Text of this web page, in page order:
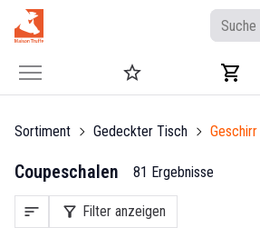
Sortiment Gedeckter Tisch Geschirr
Coupeschalen 81 Ergebnisse
sort filter_alt Filter anzeigen